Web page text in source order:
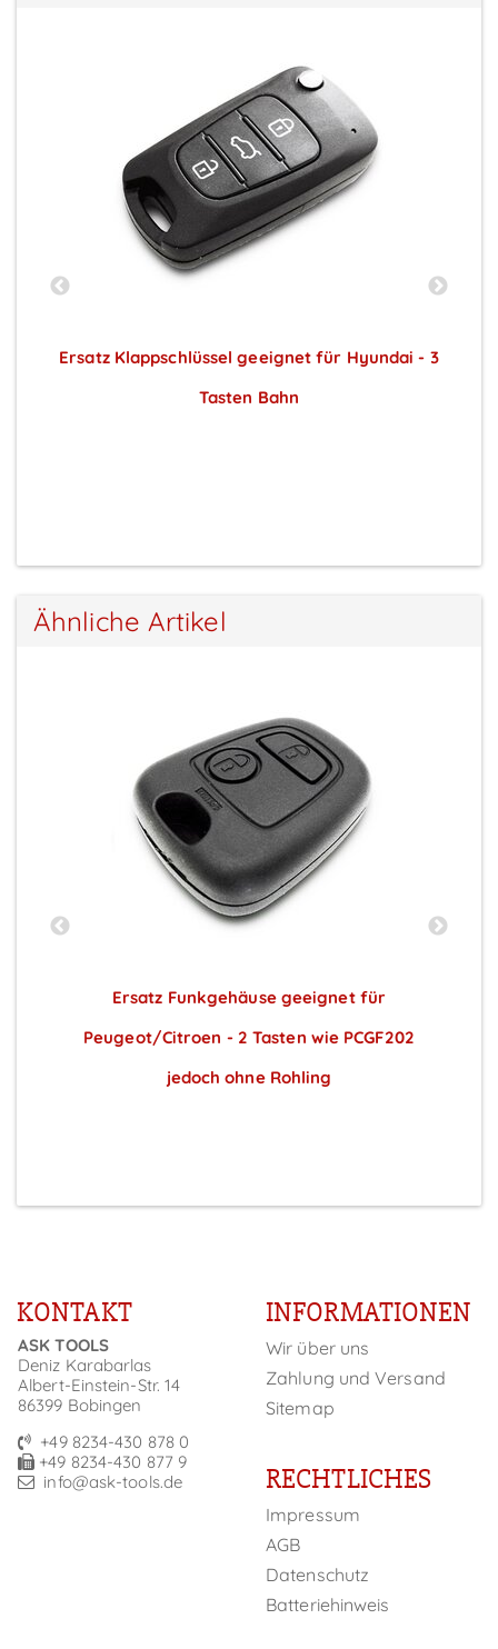
Ersatz Klappschlüssel geeignet für Hyundai - 3
Tasten Bahn
Ähnliche Artikel
Ersatz Funkgehäuse geeignet für
Peugeot/Citroen - 2 Tasten wie PCGF202
jedoch ohne Rohling
KONTAKT
ASK TOOLS
Deniz Karabarlas
Albert-Einstein-Str. 14
86399 Bobingen
+49 8234-430 878 0
+49 8234-430 877 9
info@ask-tools.de
INFORMATIONEN
Wir über uns
Zahlung und Versand
Sitemap
RECHTLICHES
Impressum
AGB
Datenschutz
Batteriehinweis